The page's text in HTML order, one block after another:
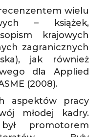
wielu
– książek,
krajowych
zagranicznych
jak również
dla Applied
(2008).
aspektów pracy
młodej kadry.
promotorem